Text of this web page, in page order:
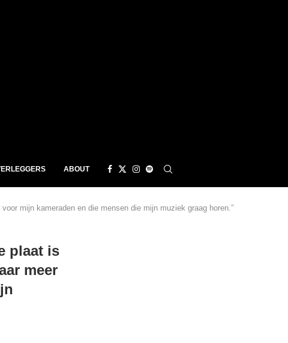
ABOUT
mijn kameraden en die mensen die mijn muziek graag horen.”
plaat is
meer